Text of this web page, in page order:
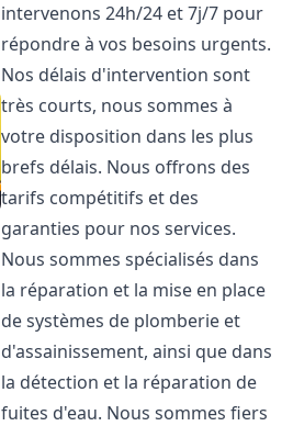
intervenons 24h/24 et 7j/7 pour
répondre à vos besoins urgents.
Nos délais d'intervention sont
très courts, nous sommes à
votre disposition dans les plus
brefs délais. Nous offrons des
tarifs compétitifs et des
garanties pour nos services.
Nous sommes spécialisés dans
la réparation et la mise en place
de systèmes de plomberie et
d'assainissement, ainsi que dans
la détection et la réparation de
fuites d'eau. Nous sommes fiers